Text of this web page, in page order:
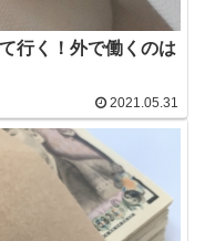
行く！外で働くのは
2021.05.31